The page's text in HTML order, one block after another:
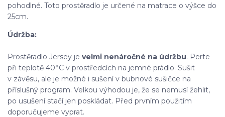
pohodlné. Toto prostěradlo je určené na matrace o výšce do
25cm.
Údržba:
Prostěradlo Jersey je velmi nenáročné na údržbu. Perte
při teplotě 40°C v prostředcích na jemné prádlo. Sušit
v závěsu, ale je možné i sušení v bubnové sušičce na
příslušný program. Velkou výhodou je, že se nemusí žehlit,
po usušení stačí jen poskládat. Před prvním použitím
doporučujeme vyprat.